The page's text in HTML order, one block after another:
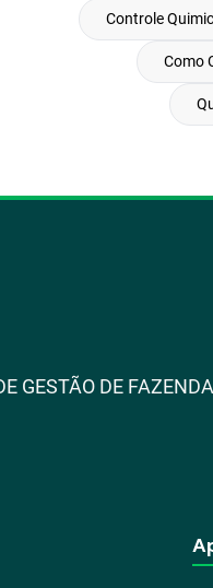
Controle
Como
GESTÃO DE